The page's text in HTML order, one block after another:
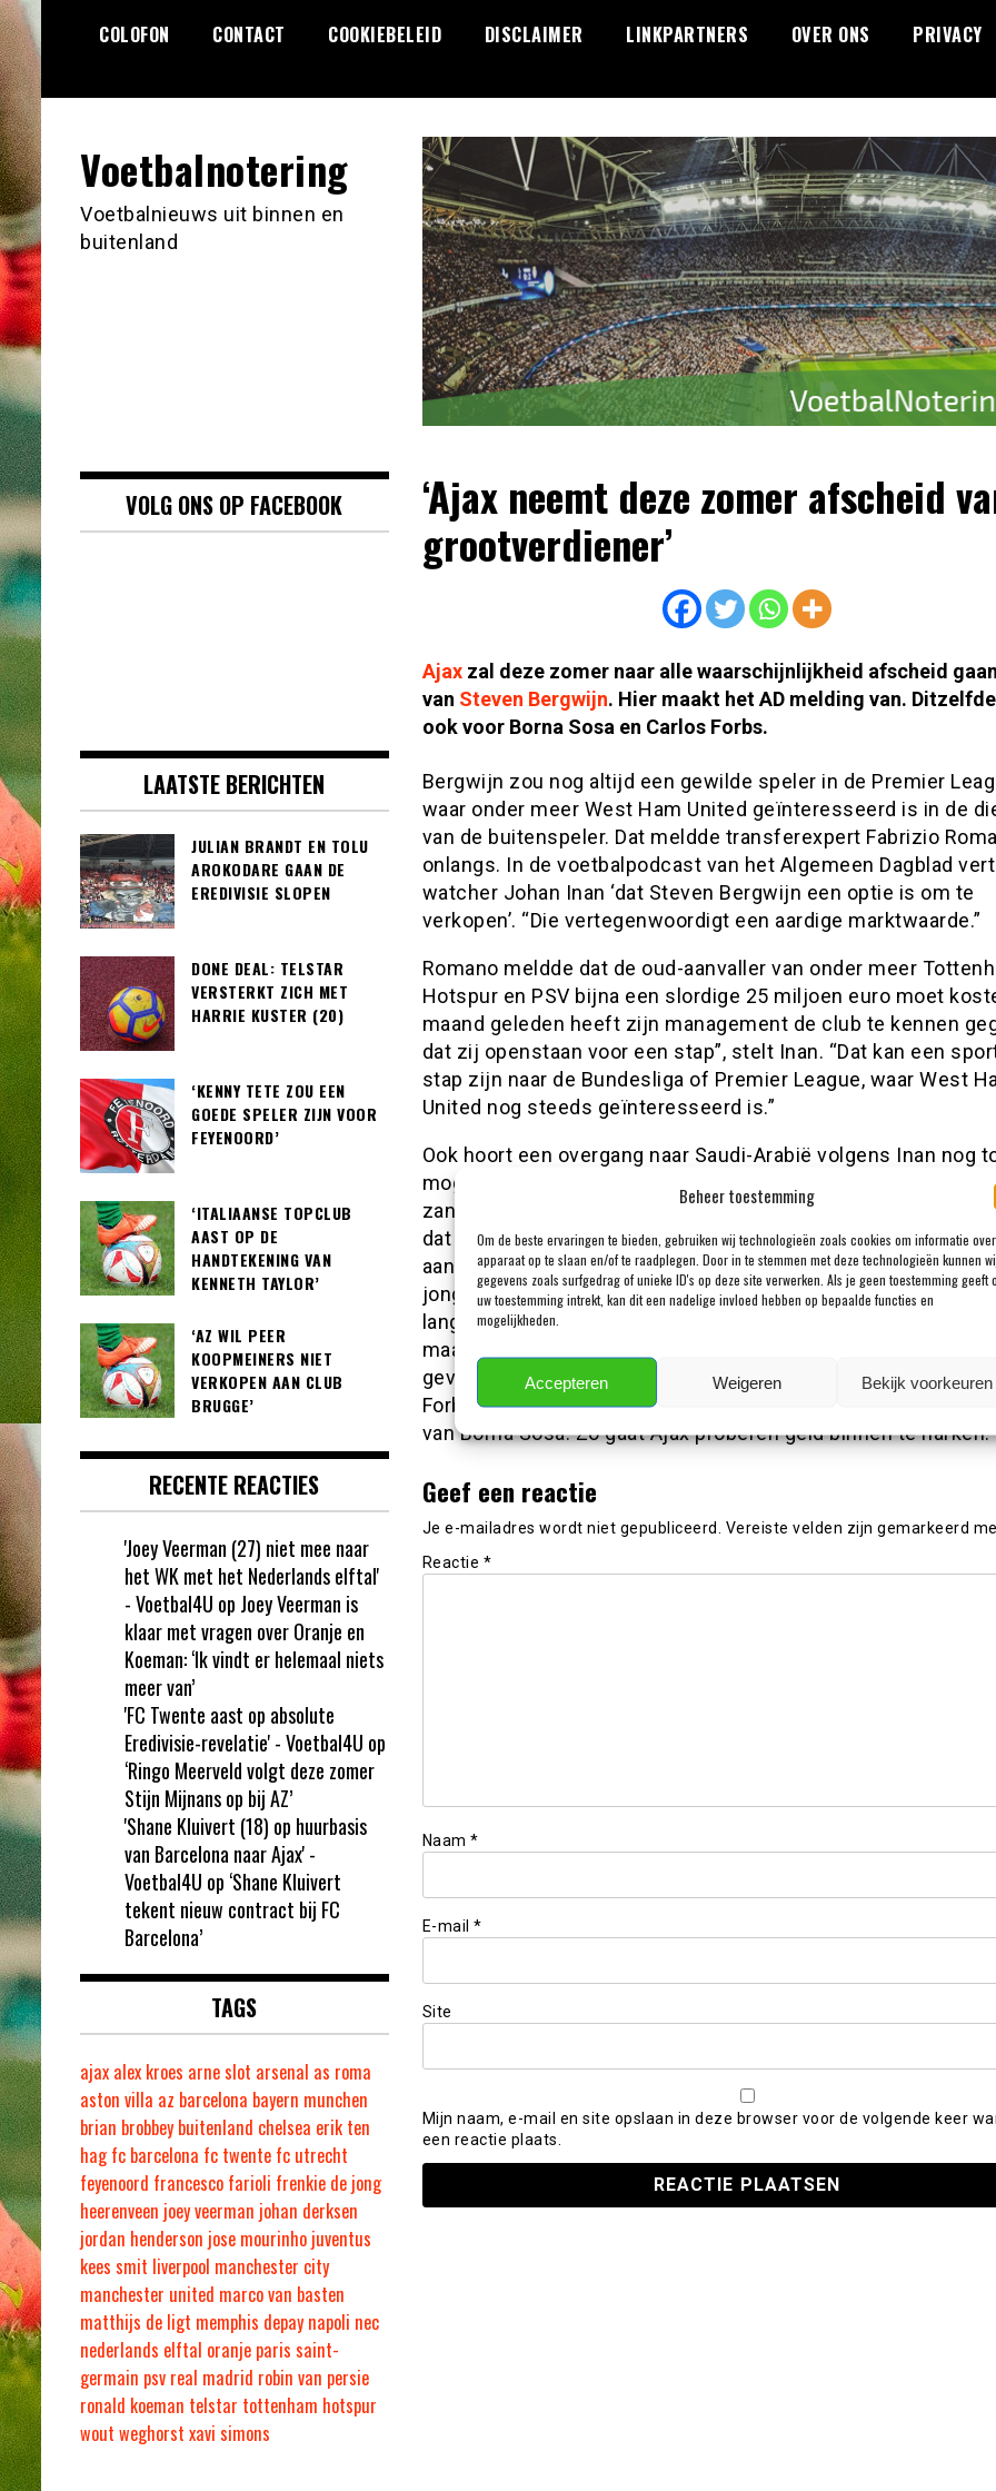
Beheer toestemming
Om de beste ervaringen te bieden, gebruiken wij technologieën zoals cookies om informatie
apparaat op te slaan en/of te raadplegen. Door in te stemmen met deze technologieën kunnen
gegevens zoals surfgedrag of unieke ID's op deze site verwerken. Als je geen toestemming geeft
uw toestemming intrekt, kan dit een nadelige invloed hebben op bepaalde functies en
mogelijkheden.
Accepteren Weigeren Bekijk voorkeuren
inhoud
COLOFON CONTACT COOKIEBELEID DISCLAIMER LINKPARTNERS OVER ONS PRIVACY
Voetbalnotering
Voetbalnieuws uit binnen en
buitenland
‘Ajax neemt deze zomer afscheid
grootverdiener’
Ajaxzal deze zomer naar alle waarschijnlijkheid afscheid
van Steven Bergwijn. Hier maakt het AD melding van.
ook voor Borna Sosa en Carlos Forbs.
Bergwijn zou nog altijd een gewilde speler in de Premier
waar onder meer West Ham United geïnteresseerd is in de
van de buitenspeler. Dat meldde transferexpert Fabrizio
onlangs. In de voetbalpodcast van het Algemeen Dagblad
watcher Johan Inan ‘dat Steven Bergwijn een optie is om te
verkopen’. “Die vertegenwoordigt een aardige marktwaarde.”
Romano meldde dat de oud-aanvaller van onder meer
Hotspur en PSV bijna een slordige 25 miljoen euro moet
maand geleden heeft zijn management de club te kennen
dat zij openstaan voor een stap”, stelt Inan. “Dat kan een
stap zijn naar de Bundesliga of Premier League, waar West
United nog steeds geïnteresseerd is.”
Ook hoort een overgang naar Saudi-Arabië volgens Inan nog
mogelijkheden. “Het kan ook een financiële stap zijn naar de
zandbak. Daar heb je Mika Godts achter de hand, dus ik denk
dat overweegt.” Inan verwacht daarnaast dat Ajax gefaseerd
aantal zomeraankopen gaat slijten. “Verder is er een elftal
jonge buitenlandse spelers gehaald afgelopen zomer. Die
lang niet allemaal voldaan. Die gaan niet allemaal in één keer
maar worden gefaseerd verkocht.” De Ajax-watcher voorziet
geval een tweetal transfer die gaan plaatsvinden. “Ik denk
Forbs volgend jaar niet meer in de Arena zien en dat
van Borna Sosa. Zo gaat Ajax proberen geld binnen te harken.”
Geef een reactie
Je e-mailadres wordt niet gepubliceerd. Vereiste velden zijn gemarkeerd
Reactie *
Naam *
E-mail *
Site
Mijn naam, e-mail en site opslaan in deze browser voor de volgende keer
een reactie plaats.
VOLG ONS OP FACEBOOK
LAATSTE BERICHTEN
JULIAN BRANDT EN TOLU
AROKODARE GAAN DE
EREDIVISIE SLOPEN
DONE DEAL: TELSTAR
VERSTERKT ZICH MET
HARRIE KUSTER (20)
‘KENNY TETE ZOU EEN
GOEDE SPELER ZIJN VOOR
FEYENOORD’
‘ITALIAANSE TOPCLUB
AAST OP DE
HANDTEKENING VAN
KENNETH TAYLOR’
‘AZ WIL PEER
KOOPMEINERS NIET
VERKOPEN AAN CLUB
BRUGGE’
RECENTE REACTIES
'Joey Veerman (27) niet mee naar
het WK met het Nederlands elftal'
- Voetbal4U op Joey Veerman is
klaar met vragen over Oranje en
Koeman: ‘Ik vindt er helemaal niets
meer van’
'FC Twente aast op absolute
Eredivisie-revelatie' - Voetbal4U op
‘Ringo Meerveld volgt deze zomer
Stijn Mijnans op bij AZ’
'Shane Kluivert (18) op huurbasis
van Barcelona naar Ajax' -
Voetbal4U op ‘Shane Kluivert
tekent nieuw contract bij FC
Barcelona’
TAGS
ajax alex kroes arne slot arsenal as roma
aston villa az barcelona bayern munchen
brian brobbey buitenland chelsea erik ten
hag fc barcelona fc twente fc utrecht
feyenoord francesco farioli frenkie de jong
heerenveen joey veerman johan derksen
jordan henderson jose mourinho juventus
kees smit liverpool manchester city
manchester united marco van basten
matthijs de ligt memphis depay napoli nec
nederlands elftal oranje paris saint-
germain psv real madrid robin van persie
ronald koeman telstar tottenham hotspur
wout weghorst xavi simons